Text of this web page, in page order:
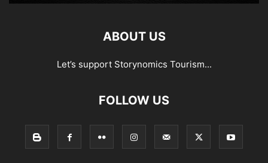
ABOUT US
Let’s support Storynomics Tourism...
FOLLOW US